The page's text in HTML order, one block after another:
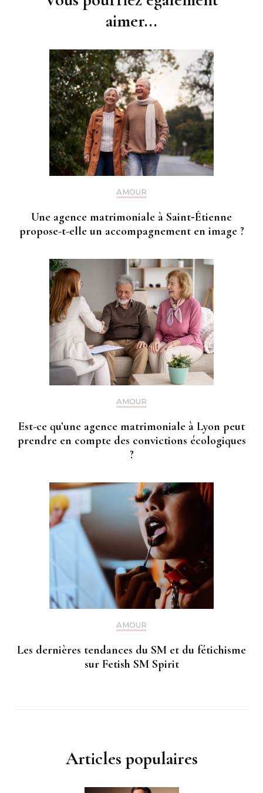
aimer...
AMOUR
Une agence matrimoniale à Saint‑Étienne
propose-t-elle un accompagnement en image ?
AMOUR
Est-ce qu’une agence matrimoniale à Lyon peut
prendre en compte des convictions écologiques
?
AMOUR
Les dernières tendances du SM et du fétichisme
sur Fetish SM Spirit
Articles populaires